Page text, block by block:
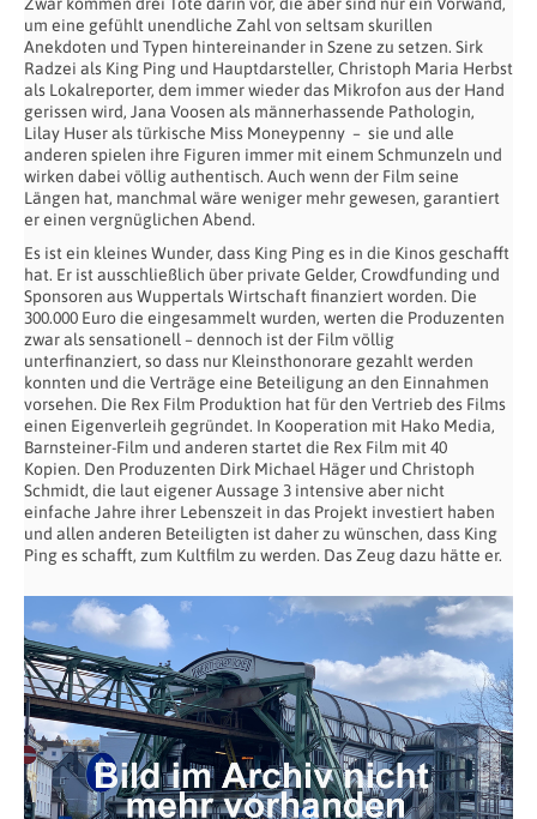
um eine gefühlt unendliche Zahl von seltsam skurillen
Anekdoten und Typen hintereinander in Szene zu setzen. Sirk
Radzei als King Ping und Hauptdarsteller, Christoph Maria Herbst
als Lokalreporter, dem immer wieder das Mikrofon aus der Hand
gerissen wird, Jana Voosen als männerhassende Pathologin,
Lilay Huser als türkische Miss Moneypenny – sie und alle
anderen spielen ihre Figuren immer mit einem Schmunzeln und
wirken dabei völlig authentisch. Auch wenn der Film seine
Längen hat, manchmal wäre weniger mehr gewesen, garantiert
er einen vergnüglichen Abend.
Es ist ein kleines Wunder, dass King Ping es in die Kinos geschafft
hat. Er ist ausschließlich über private Gelder, Crowdfunding und
Sponsoren aus Wuppertals Wirtschaft finanziert worden. Die
300.000 Euro die eingesammelt wurden, werten die Produzenten
zwar als sensationell – dennoch ist der Film völlig
unterfinanziert, so dass nur Kleinsthonorare gezahlt werden
konnten und die Verträge eine Beteiligung an den Einnahmen
vorsehen. Die Rex Film Produktion hat für den Vertrieb des Films
einen Eigenverleih gegründet. In Kooperation mit Hako Media,
Barnsteiner-Film und anderen startet die Rex Film mit 40
Kopien. Den Produzenten Dirk Michael Häger und Christoph
Schmidt, die laut eigener Aussage 3 intensive aber nicht
einfache Jahre ihrer Lebenszeit in das Projekt investiert haben
und allen anderen Beteiligten ist daher zu wünschen, dass King
Ping es schafft, zum Kultfilm zu werden. Das Zeug dazu hätte er.